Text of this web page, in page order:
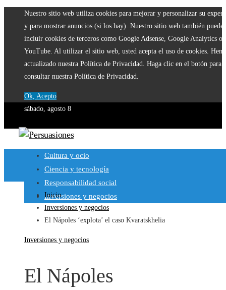
Nuestro sitio web utiliza cookies para mejorar y personalizar su
y para mostrar anuncios (si los hay). Nuestro sitio web también puede
incluir cookies de terceros como Google Adsense, Google Analytics o
YouTube. Al utilizar el sitio web, usted acepta el uso de cookies.
actualizado nuestra Política de Privacidad. Haga clic en el botón para
consultar nuestra Política de Privacidad.
Ok, Acepto
sábado, agosto 8
Cultura y ocio
Ciencia y tecnología
Responsabilidad social
Inversiones y negocios
Inicio
Inversiones y negocios
El Nápoles ‘explota’ el caso Kvaratskhelia
Inversiones y negocios
El Nápoles